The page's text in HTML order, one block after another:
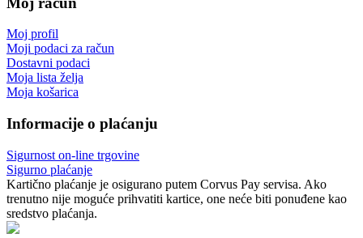
Moj profil
Moji podaci za račun
Dostavni podaci
Moja lista želja
Moja košarica
Informacije o plaćanju
Sigurnost on-line trgovine
Sigurno plaćanje
Kartično plaćanje je osigurano putem Corvus Pay servisa. Ako
trenutno nije moguće prihvatiti kartice, one neće biti ponuđene kao
sredstvo plaćanja.